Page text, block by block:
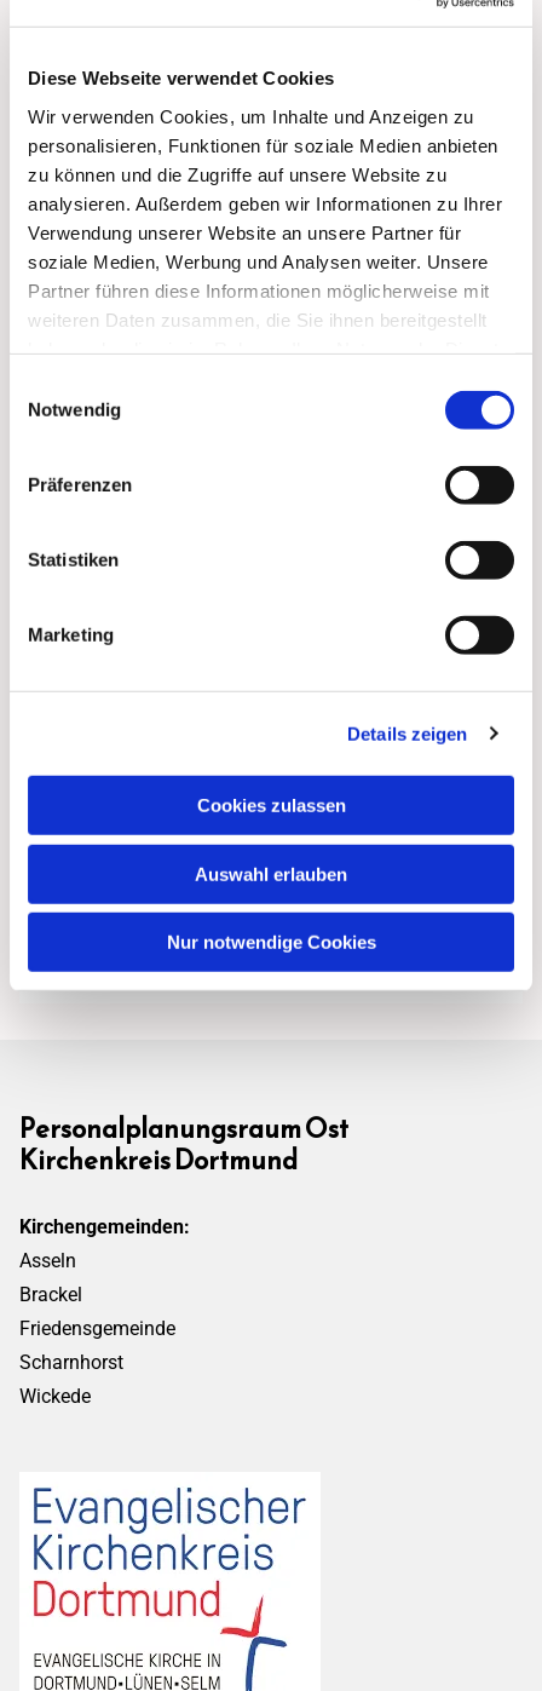
Diese Webseite verwendet Cookies
Wir verwenden Cookies, um Inhalte und Anzeigen zu
personalisieren, Funktionen für soziale Medien anbieten
zu können und die Zugriffe auf unsere Website zu
analysieren. Außerdem geben wir Informationen zu Ihrer
Verwendung unserer Website an unsere Partner für
soziale Medien, Werbung und Analysen weiter. Unsere
Partner führen diese Informationen möglicherweise mit
weiteren Daten zusammen, die Sie ihnen bereitgestellt
Notwendig
Präferenzen
Statistiken
Marketing
Details zeigen
Cookies zulassen
Auswahl erlauben
Nur notwendige Cookies
Dies könnte Sie auch
Personalplanungsraum Ost
Kirchenkreis Dortmund
Kirchengemeinden:
Asseln
Brackel
Friedensgemeinde
Scharnhorst
Wickede